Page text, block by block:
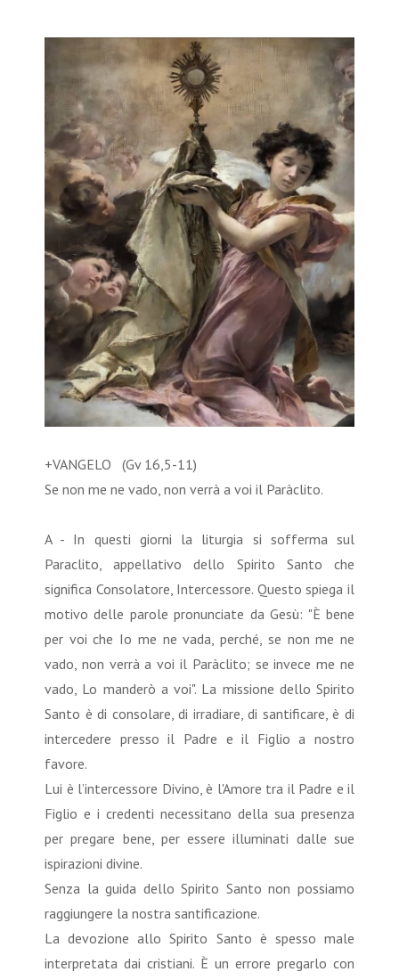
+VANGELO (Gv 16,5-11)
Se non me ne vado, non verrà a voi il Paràclito.
A - In questi giorni la liturgia si sofferma sul
Paraclito, appellativo dello Spirito Santo che
significa Consolatore, Intercessore. Questo spiega il
motivo delle parole pronunciate da Gesù: "È bene
per voi che Io me ne vada, perché, se non me ne
vado, non verrà a voi il Paràclito; se invece me ne
vado, Lo manderò a voi". La missione dello Spirito
Santo è di consolare, di irradiare, di santificare, è di
intercedere presso il Padre e il Figlio a nostro
favore.
Lui è l’intercessore Divino, è l'Amore tra il Padre e il
Figlio e i credenti necessitano della sua presenza
per pregare bene, per essere illuminati dalle sue
ispirazioni divine.
Senza la guida dello Spirito Santo non possiamo
raggiungere la nostra santificazione.
La devozione allo Spirito Santo è spesso male
interpretata dai cristiani. È un errore pregarlo con